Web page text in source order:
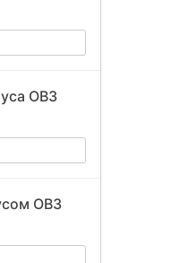
ОВЗ
ОВЗ